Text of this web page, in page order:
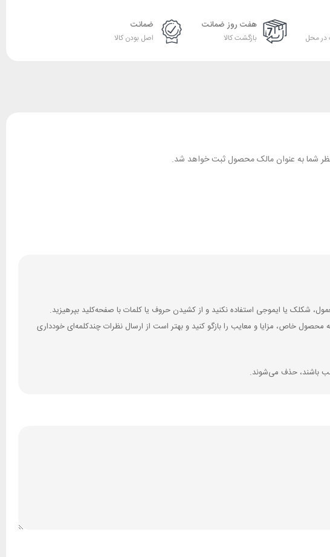
در محل
هفت روز ضمانت
بازگشت کالا
ضمانت
اصل بودن کالا
نظر شما به عنوان مالک محصول ثبت خواهد شد.
خاص، مزایا و معایب را بازگو کنید و بهتر است از ارسال نظرات چندکلمه‌‌ای خودداری
باشند، حذف می‌شوند.